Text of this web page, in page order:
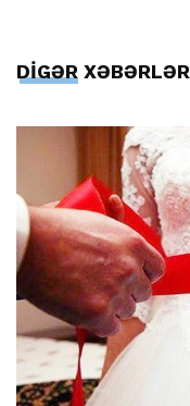
DİGƏR XƏBƏRLƏR